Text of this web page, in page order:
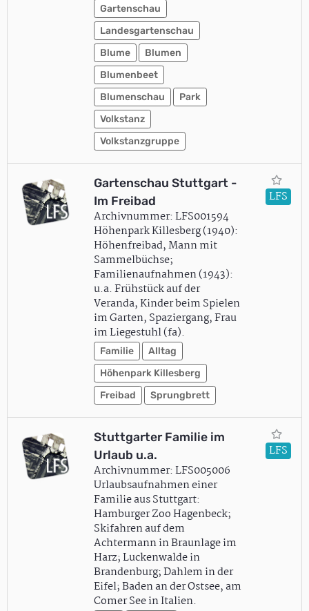
Gartenschau
Landesgartenschau
Blume
Blumen
Blumenbeet
Blumenschau
Park
Volkstanz
Volkstanzgruppe
Gartenschau Stuttgart -
Im Freibad
Archivnummer: LFS001594
Höhenpark Killesberg (1940):
Höhenfreibad, Mann mit
Sammelbüchse;
Familienaufnahmen (1943):
u.a. Frühstück auf der
Veranda, Kinder beim Spielen
im Garten, Spaziergang, Frau
im Liegestuhl (fa).
Familie
Alltag
Höhenpark Killesberg
Freibad
Sprungbrett
LFS
Stuttgarter Familie im
Urlaub u.a.
Archivnummer: LFS005006
Urlaubsaufnahmen einer
Familie aus Stuttgart:
Hamburger Zoo Hagenbeck;
Skifahren auf dem
Achtermann in Braunlage im
Harz; Luckenwalde in
Brandenburg; Dahlem in der
Eifel; Baden an der Ostsee, am
Comer See in Italien.
LFS